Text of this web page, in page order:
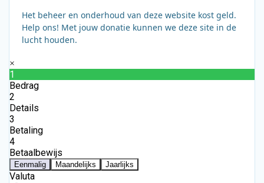
Het beheer en onderhoud van deze website kost geld.
Help ons! Met jouw donatie kunnen we deze site in de
lucht houden.